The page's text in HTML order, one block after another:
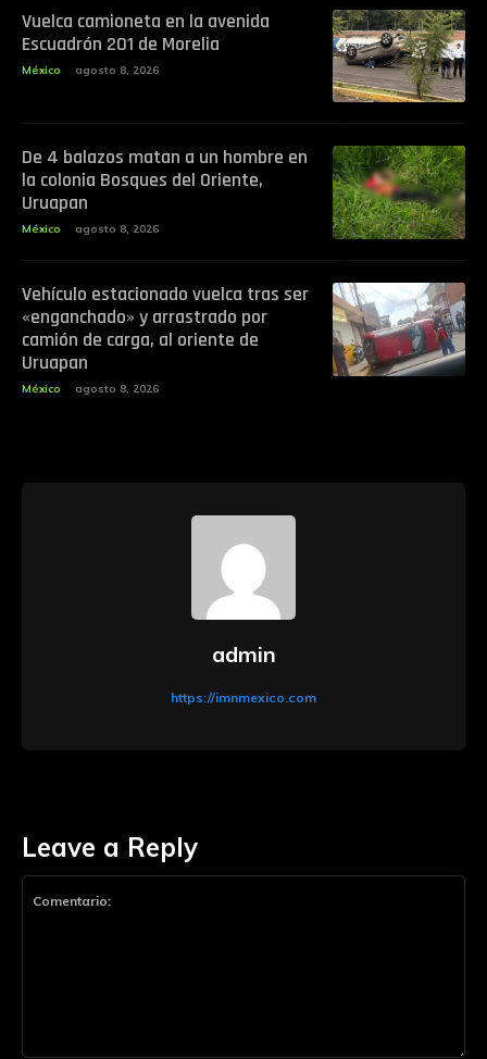
Vuelca camioneta en la avenida
Escuadrón 201 de Morelia
México agosto 8, 2026
De 4 balazos matan a un hombre en
la colonia Bosques del Oriente,
Uruapan
México agosto 8, 2026
Vehículo estacionado vuelca tras ser
«enganchado» y arrastrado por
camión de carga, al oriente de
Uruapan
México agosto 8, 2026
Leave a Reply
admin
https://imnmexico.com